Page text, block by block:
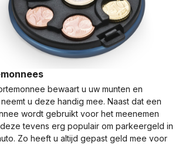
bewaart u uw munten en
u deze handig mee. Naast dat een
wordt gebruikt voor het meenemen
tevens erg populair om parkeergeld in
Zo heeft u altijd gepast geld mee voor